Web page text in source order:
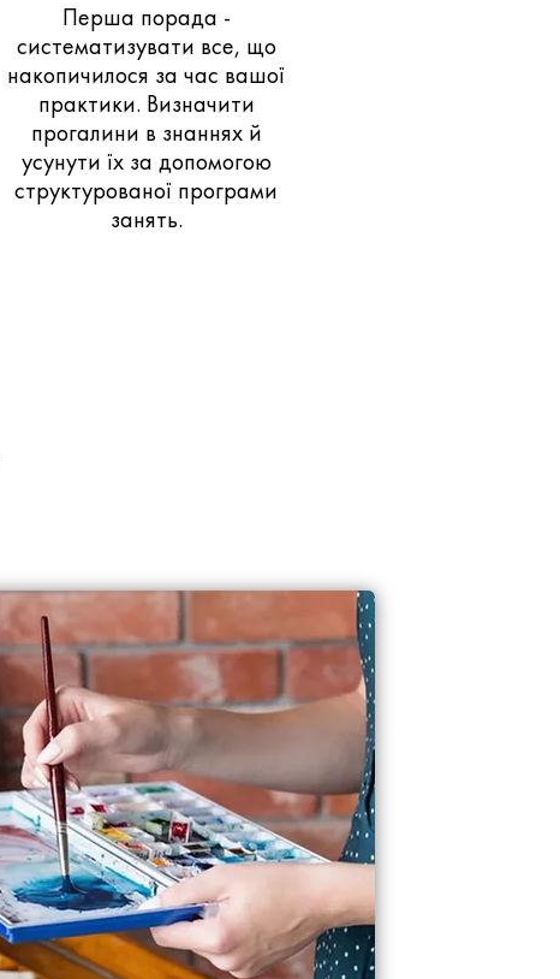
Перша порада -
систематизувати все, що
накопичилося за час вашої
практики. Визначити
прогалини в знаннях й
усунути їх за допомогою
структурованої програми
занять.